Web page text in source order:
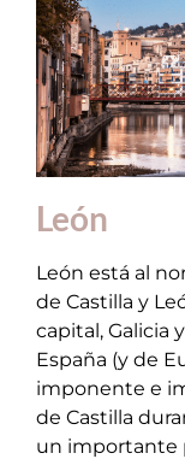
León
León está al
de Castilla y
capital, Galicia
España (y de
imponente e
de Castilla
un importante